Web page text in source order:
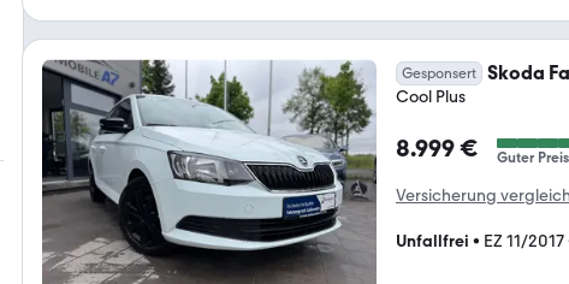
Gesponsert Skoda
Cool Plus
8.999 € Guter Preis
Versicherung
Unfallfrei • EZ 11/2017